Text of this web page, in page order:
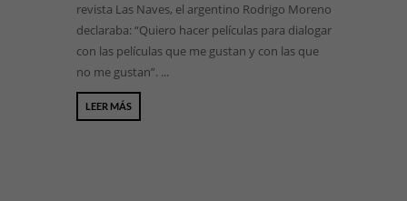
revista Las Naves, el argentino Rodrigo Moreno
declaraba: “Quiero hacer películas para dialogar
con las películas que me gustan y con las que
no me gustan”. ...
LEER MÁS